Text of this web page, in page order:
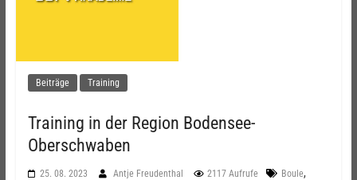
Beiträge Training
Training in der Region Bodensee-
Oberschwaben
25. 08. 2023 Antje Freudenthal 2117 Aufrufe Boule,